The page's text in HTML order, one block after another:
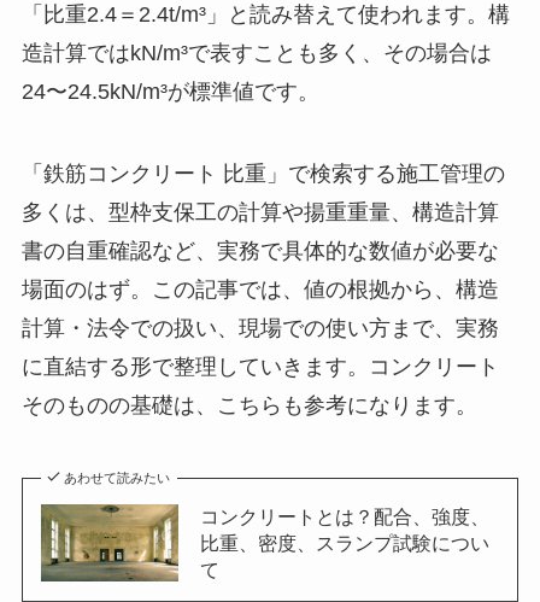
「比重2.4＝2.4t/m³」と読み替えて使われます。構
造計算ではkN/m³で表すことも多く、その場合は
24〜24.5kN/m³が標準値です。
「鉄筋コンクリート 比重」で検索する施工管理の
多くは、型枠支保工の計算や揚重重量、構造計算
書の自重確認など、実務で具体的な数値が必要な
場面のはず。この記事では、値の根拠から、構造
計算・法令での扱い、現場での使い方まで、実務
に直結する形で整理していきます。コンクリート
そのものの基礎は、こちらも参考になります。
あわせて読みたい
コンクリートとは？配合、強度、
比重、密度、スランプ試験につい
て